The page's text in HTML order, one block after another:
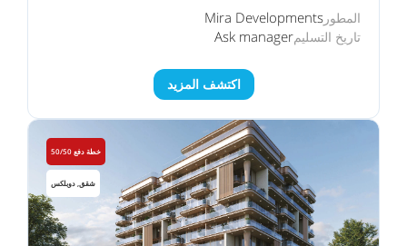
المطور Mira Developments
تاريخ التسليمAsk manager
اكتشف المزيد
خطة دفع 50/50
شقق, دوبلكس